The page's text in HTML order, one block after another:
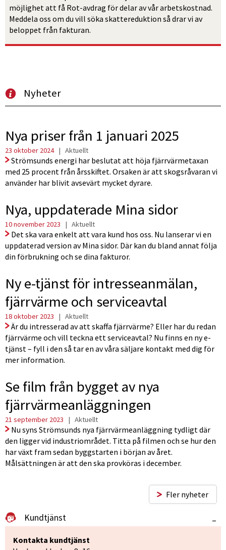
möjlighet att få Rot-avdrag för delar av vår arbetskostnad.
Meddela oss om du vill söka skattereduktion så drar vi av
beloppet från fakturan.
Nyheter
Nya priser från 1 januari 2025
23 oktober 2024 | Aktuellt
Strömsunds energi har beslutat att höja fjärrvärmetaxan
med 25 procent från årsskiftet. Orsaken är att skogsråvaran vi
använder har blivit avsevärt mycket dyrare.
Nya, uppdaterade Mina sidor
10 november 2023 | Aktuellt
Det ska vara enkelt att vara kund hos oss. Nu lanserar vi en
uppdaterad version av Mina sidor. Där kan du bland annat följa
din förbrukning och se dina fakturor.
Ny e-tjänst för intresseanmälan,
fjärrvärme och serviceavtal
18 oktober 2023 | Aktuellt
Är du intresserad av att skaffa fjärrvärme? Eller har du redan
fjärrvärme och vill teckna ett serviceavtal? Nu finns en ny e-
tjänst – fyll i den så tar en av våra säljare kontakt med dig för
mer information.
Se film från bygget av nya
fjärrvärmeanläggningen
21 september 2023 | Aktuellt
Nu syns Strömsunds nya fjärrvärmeanläggning tydligt där
den ligger vid industriområdet. Titta på filmen och se hur den
har växt fram sedan byggstarten i början av året.
Målsättningen är att den ska provköras i december.
Fler nyheter
Kundtjänst –
Kontakta kundtjänst